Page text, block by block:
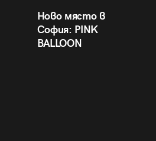
Ново място в
София: PINK
BALLOON